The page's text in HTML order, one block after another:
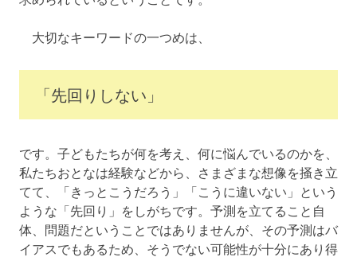
大切なキーワードの一つめは、
「先回りしない」
です。子どもたちが何を考え、何に悩んでいるのかを、
私たちおとなは経験などから、さまざまな想像を掻き立
てて、「きっとこうだろう」「こうに違いない」という
ような「先回り」をしがちです。予測を立てること自
体、問題だということではありませんが、その予測はバ
イアスでもあるため、そうでない可能性が十分にあり得